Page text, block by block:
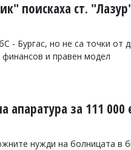
поискаха ст.
- Бургас, но не са точки от
и правен модел
апаратура за 111
нужди на болницата в